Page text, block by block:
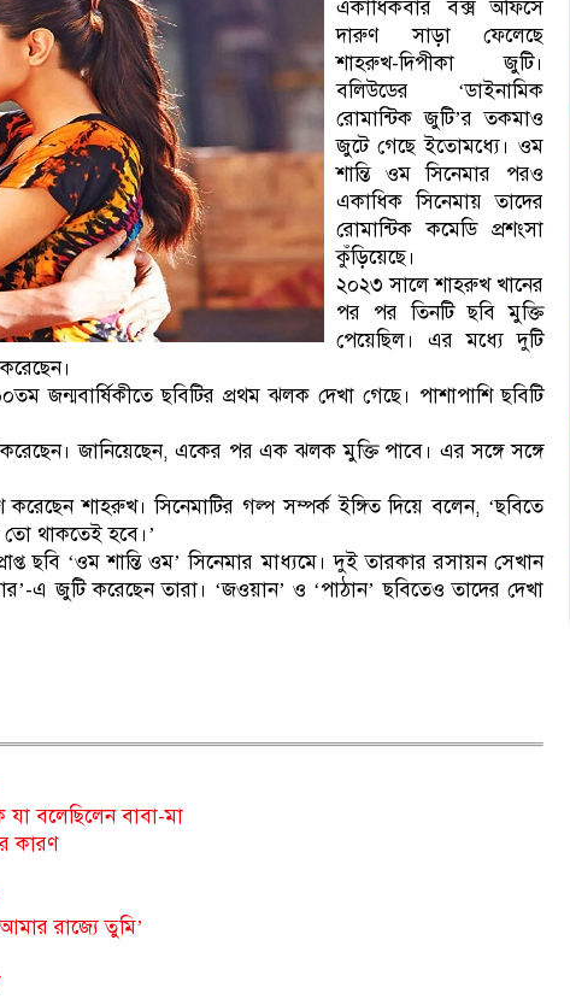
একাধিকবার বক্স অফিসে
দারুণ সাড়া ফেলেছে
শাহরুখ-দিপীকা জুটি।
বলিউডের ‘ডাইনামিক
রোমান্টিক জুটি’র তকমাও
জুটে গেছে ইতোমধ্যে। ওম
শান্তি ওম সিনেমার পরও
একাধিক সিনেমায় তাদের
রোমান্টিক কমেডি প্রশংসা
কুঁড়িয়েছে।
২০২৩ সালে শাহরুখ খানের
পর পর তিনটি ছবি মুক্তি
পেয়েছিল। এর মধ্যে দুটি
জন্মবার্ষিকীতে ছবিটির প্রথম ঝলক দেখা গেছে। পাশাপাশি ছবিটি
করেছেন। জানিয়েছেন, একের পর এক ঝলক মুক্তি পাবে। এর সঙ্গে সঙ্গে
শাহরুখ। সিনেমাটির গল্প সম্পর্ক ইঙ্গিত দিয়ে বলেন, ‘ছবিতে
থাকতেই হবে।’
ছবি ‘ওম শান্তি ওম’ সিনেমার মাধ্যমে। দুই তারকার রসায়ন সেখান
এ জুটি করেছেন তারা। ‘জওয়ান’ ও ‘পাঠান’ ছবিতেও তাদের দেখা
বলেছিলেন বাবা-মা
কারণ
রাজ্যে তুমি’